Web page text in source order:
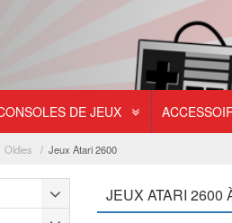
DE JEUX
Oldies Jeux Atari 2600
JEUX ATARI 2600